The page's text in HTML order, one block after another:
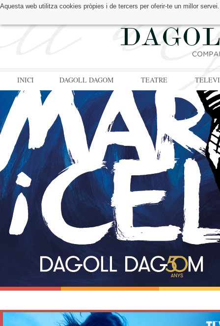
Aquesta web utilitza cookies pròpies i de tercers per oferir-te un millor
TROBA'NS A:
INICI DAGOLL DAGOM TEATRE